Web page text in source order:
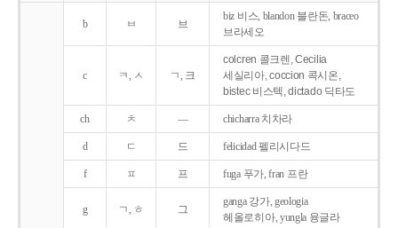
b ㅂ 브
biz 비스, blandon 블란돈, braceo
브라세오
c ㅋ, ㅅ ㄱ, 크
colcren 콜크렌, Cecilia
세실리아, coccion 콕시온,
bistec 비스텍, dictado 딕타도
ch ㅊ ― chicharra 치차라
d ㄷ 드 felicidad 펠리시다드
f ㅍ 프 fuga 푸가, fran 프란
g ㄱ, ㅎ 그
ganga 강가, geologia
헤올로히아, yungla 융글라